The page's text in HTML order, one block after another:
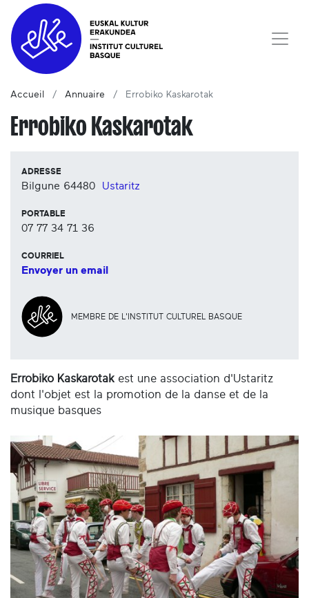
Accueil Annuaire Errobiko Kaskarotak
Errobiko Kaskarotak
ADRESSE
Bilgune 64480 Ustaritz
PORTABLE
07 77 34 71 36
COURRIEL
Envoyer un email
MEMBRE DE L'INSTITUT CULTUREL BASQUE
Errobiko Kaskarotak est une association d'Ustaritz
dont l'objet est la promotion de la danse et de la
musique basques